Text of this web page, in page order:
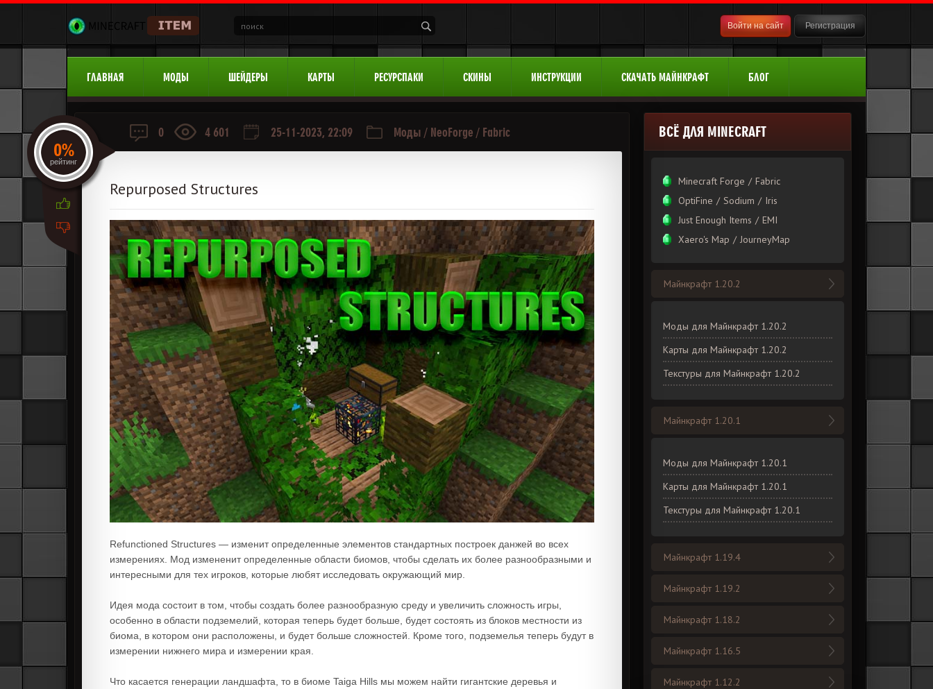
Войти на сайт Регистрация
ГЛАВНАЯ МОДЫ ШЕЙДЕРЫ КАРТЫ РЕСУРСПАКИ СКИНЫ ИНСТРУКЦИИ СКАЧАТЬ МАЙНКРАФТ БЛОГ
0 4 601 25-11-2023, 22:09 Моды / NeoForge / Fabric
Repurposed Structures
Refunctioned Structures — изменит определенные элементов стандартных построек данжей во всех
измерениях. Мод измененит определенные области биомов, чтобы сделать их более разнообразными и
интересными для тех игроков, которые любят исследовать окружающий мир.
Идея мода состоит в том, чтобы создать более разнообразную среду и увеличить сложность игры,
особенно в области подземелий, которая теперь будет больше, будет состоять из блоков местности из
биома, в котором они расположены, и будет больше сложностей. Кроме того, подземелья теперь будут в
измерении нижнего мира и измерении края.
Что касается генерации ландшафта, то в биоме Taiga Hills мы можем найти гигантские деревья и
0%
рейтинг
ВСЁ ДЛЯ MINECRAFT
Minecraft Forge / Fabric
OptiFine / Sodium / Iris
Just Enough Items / EMI
Xаero's Mаp / JourneyMap
Майнкрафт 1.20.2
Моды для Майнкрафт 1.20.2
Карты для Майнкрафт 1.20.2
Текстуры для Майнкрафт 1.20.2
Майнкрафт 1.20.1
Моды для Майнкрафт 1.20.1
Карты для Майнкрафт 1.20.1
Текстуры для Майнкрафт 1.20.1
Майнкрафт 1.19.4
Майнкрафт 1.19.2
Майнкрафт 1.18.2
Майнкрафт 1.16.5
Майнкрафт 1.12.2